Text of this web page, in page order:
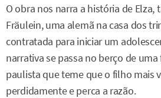
O obra nos narra a história de
Fräulein, uma alemã na casa dos
contratada para iniciar um
narrativa se passa no berço de
paulista que teme que o filho mais
perdidamente e perca a razão.